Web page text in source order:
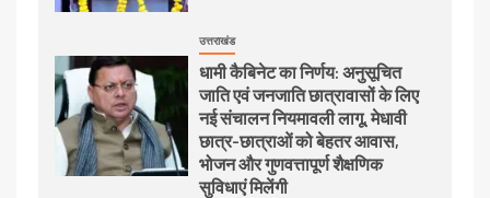
उत्तराखंड
धामी कैबिनेट का निर्णय: अनुसूचित
जाति एवं जनजाति छात्रावासों के लिए
नई संचालन नियमावली लागू, मेधावी
छात्र-छात्राओं को बेहतर आवास,
भोजन और गुणवत्तापूर्ण शैक्षणिक
सुविधाएं मिलेंगी